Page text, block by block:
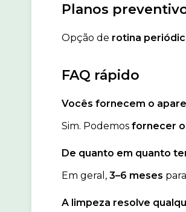
Planos
Opção de rotina
FAQ rápido
Vocês fornecem o
Sim. Podemos fornecer
De quanto em quanto
Em geral, 3–6 meses
A limpeza resolve